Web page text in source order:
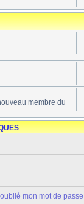
membre du
oublié mon mot de passe